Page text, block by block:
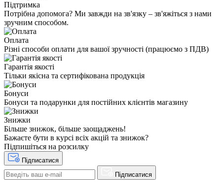
Підтримка
Потрібна допомога? Ми завжди на зв'язку – зв'яжіться з нами
зручним способом.
Оплата
Різні способи оплати для вашої зручності (працюємо з ПДВ)
Гарантія якості
Тільки якісна та сертифікована продукція
Бонуси
Бонуси та подарунки для постійних клієнтів магазину
Знижки
Більше знижок, більше заощаджень!
Бажаєте бути в курсі всіх акцій та знижок?
Підпишіться на розсилку
Підписатися
Підписатися